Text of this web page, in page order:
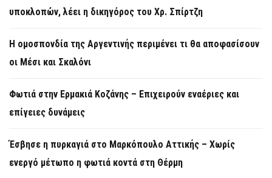
υποκλοπών, λέει η δικηγόρος του Χρ. Σπίρτζη
Η ομοσπονδία της Αργεντινής περιμένει τι θα αποφασίσουν
οι Μέσι και Σκαλόνι
Φωτιά στην Ερμακιά Κοζάνης – Επιχειρούν εναέριες και
επίγειες δυνάμεις
Έσβησε η πυρκαγιά στο Μαρκόπουλο Αττικής – Χωρίς
ενεργό μέτωπο η φωτιά κοντά στη Θέρμη